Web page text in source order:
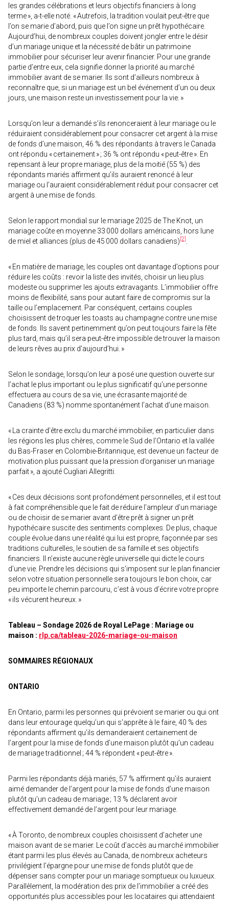
les grandes célébrations et leurs objectifs financiers à long
terme », a-t-elle noté. « Autrefois, la tradition voulait peut-être que
l’on se marie d’abord, puis que l’on signe un prêt hypothécaire.
Aujourd’hui, de nombreux couples doivent jongler entre le désir
d’un mariage unique et la nécessité de bâtir un patrimoine
immobilier pour sécuriser leur avenir financier. Pour une grande
partie d’entre eux, cela signifie donner la priorité au marché
immobilier avant de se marier. Ils sont d’ailleurs nombreux à
reconnaître que, si un mariage est un bel événement d’un ou deux
jours, une maison reste un investissement pour la vie. »
Lorsqu’on leur a demandé s’ils renonceraient à leur mariage ou le
réduiraient considérablement pour consacrer cet argent à la mise
de fonds d’une maison, 46 % des répondants à travers le Canada
ont répondu « certainement » ; 36 % ont répondu « peut-être ». En
repensant à leur propre mariage, plus de la moitié (55 %) des
répondants mariés affirment qu’ils auraient renoncé à leur
mariage ou l’auraient considérablement réduit pour consacrer cet
argent à une mise de fonds.
Selon le rapport mondial sur le mariage 2025 de The Knot, un
mariage coûte en moyenne 33 000 dollars américains, hors lune
de miel et alliances (plus de 45 000 dollars canadiens) [2]
« En matière de mariage, les couples ont davantage d’options pour
réduire les coûts : revoir la liste des invités, choisir un lieu plus
modeste ou supprimer les ajouts extravagants. L’immobilier offre
moins de flexibilité, sans pour autant faire de compromis sur la
taille ou l’emplacement. Par conséquent, certains couples
choisissent de troquer les toasts au champagne contre une mise
de fonds. Ils savent pertinemment qu’on peut toujours faire la fête
plus tard, mais qu’il sera peut-être impossible de trouver la maison
de leurs rêves au prix d’aujourd’hui. »
Selon le sondage, lorsqu’on leur a posé une question ouverte sur
l’achat le plus important ou le plus significatif qu’une personne
effectuera au cours de sa vie, une écrasante majorité de
Canadiens (83 %) nomme spontanément l’achat d’une maison.
« La crainte d’être exclu du marché immobilier, en particulier dans
les régions les plus chères, comme le Sud de l’Ontario et la vallée
du Bas-Fraser en Colombie-Britannique, est devenue un facteur de
motivation plus puissant que la pression d’organiser un mariage
parfait », a ajouté Cugliari Allegritti.
« Ces deux décisions sont profondément personnelles, et il est tout
à fait compréhensible que le fait de réduire l’ampleur d’un mariage
ou de choisir de se marier avant d’être prêt à signer un prêt
hypothécaire suscite des sentiments complexes. De plus, chaque
couple évolue dans une réalité qui lui est propre, façonnée par ses
traditions culturelles, le soutien de sa famille et ses objectifs
financiers. Il n’existe aucune règle universelle qui dicte le cours
d’une vie. Prendre les décisions qui s’imposent sur le plan financier
selon votre situation personnelle sera toujours le bon choix, car
peu importe le chemin parcouru, c’est à vous d’écrire votre propre
« ils vécurent heureux. »
Tableau – Sondage 2026 de Royal LePage : Mariage ou
maison : rlp.ca/tableau-2026-mariage-ou-maison
SOMMAIRES RÉGIONAUX
ONTARIO
En Ontario, parmi les personnes qui prévoient se marier ou qui ont
dans leur entourage quelqu’un qui s’apprête à le faire, 40 % des
répondants affirment qu’ils demanderaient certainement de
l’argent pour la mise de fonds d’une maison plutôt qu’un cadeau
de mariage traditionnel ; 44 % répondent « peut-être ».
Parmi les répondants déjà mariés, 57 % affirment qu’ils auraient
aimé demander de l’argent pour la mise de fonds d’une maison
plutôt qu’un cadeau de mariage ; 13 % déclarent avoir
effectivement demandé de l’argent pour leur mariage.
« À Toronto, de nombreux couples choisissent d’acheter une
maison avant de se marier. Le coût d’accès au marché immobilier
étant parmi les plus élevés au Canada, de nombreux acheteurs
privilégient l’épargne pour une mise de fonds plutôt que de
dépenser sans compter pour un mariage somptueux ou luxueux.
Parallèlement, la modération des prix de l’immobilier a créé des
opportunités plus accessibles pour les locataires qui attendaient